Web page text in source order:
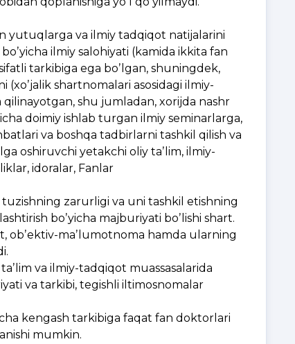
yutuqlarga va ilmiy tadqiqot natijalarini
ilmiy salohiyati (kamida ikkita fan
tarkibiga ega boʼlgan, shuningdek,
shartnomalari asosidagi ilmiy-
shu jumladan, xorijda nashr
doimiy ishlab turgan ilmiy seminarlarga,
va boshqa tadbirlarni tashkil qilish va
oshiruvchi yetakchi oliy taʼlim, ilmiy-
idoralar, Fanlar
zarurligi va uni tashkil etishning
boʼyicha majburiyati boʼlishi shart.
obʼektiv-maʼlumotnoma hamda ularning
va ilmiy-tadqiqot muassasalarida
va tarkibi, tegishli iltimosnomalar
kengash tarkibiga faqat fan doktorlari
mumkin.